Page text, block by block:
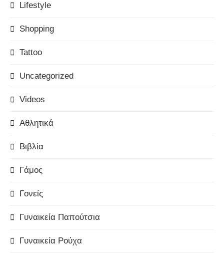
Lifestyle
Shopping
Tattoo
Uncategorized
Videos
Αθλητικά
Βιβλία
Γάμος
Γονείς
Γυναικεία Παπούτσια
Γυναικεία Ρούχα